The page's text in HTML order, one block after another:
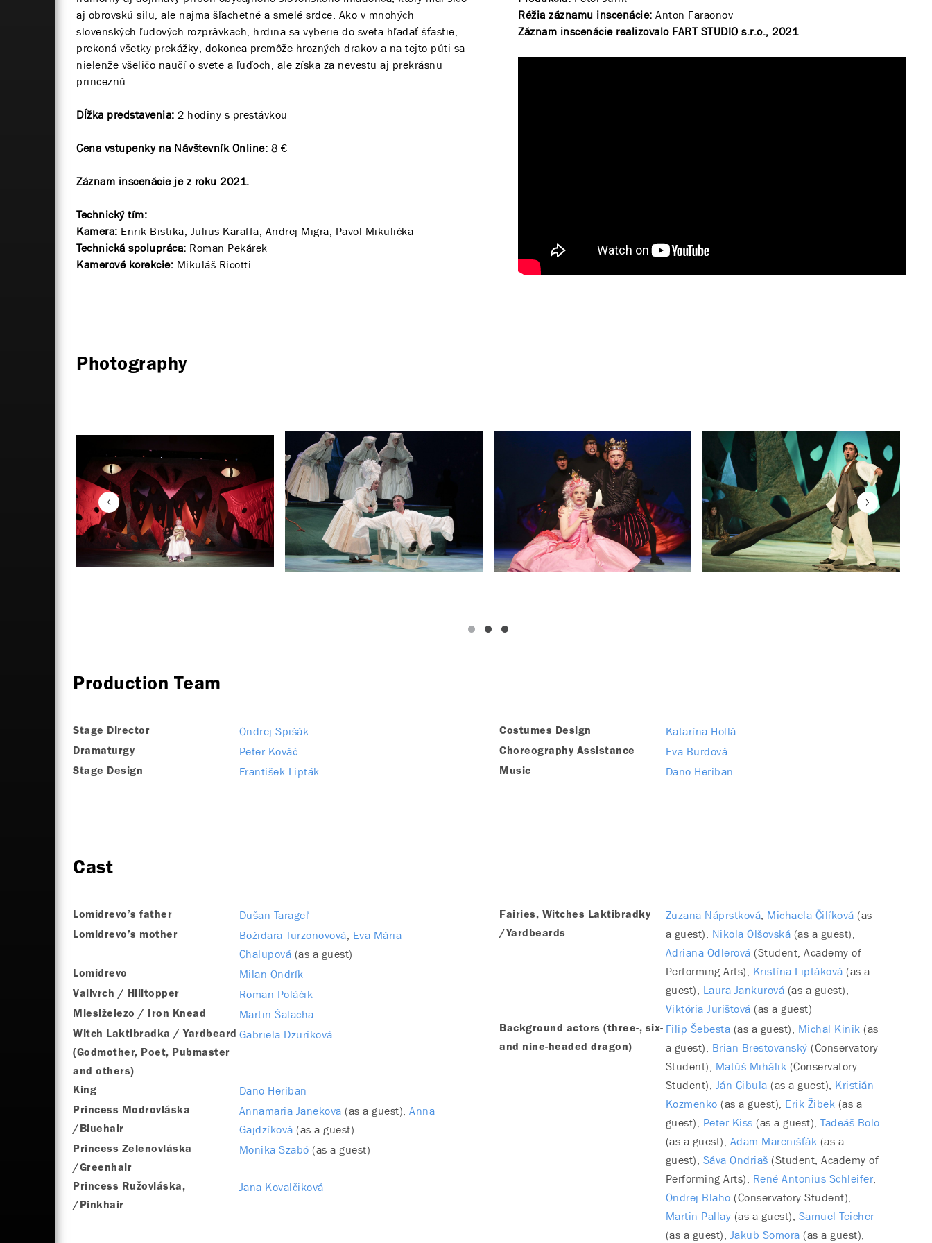
aj obrovskú silu, ale najmä šľachetné a smelé srdce. Ako v mnohých
slovenských ľudových rozprávkach, hrdina sa vyberie do sveta hľadať šťastie,
prekoná všetky prekážky, dokonca premôže hrozných drakov a na tejto púti sa
nielenže všeličo naučí o svete a ľuďoch, ale získa za nevestu aj prekrásnu
princeznú.
Dĺžka predstavenia: 2 hodiny s prestávkou
Cena vstupenky na Návštevník Online: 8 €
Záznam inscenácie je z roku 2021.
Technický tím:
Kamera: Enrik Bistika, Julius Karaffa, Andrej Migra, Pavol Mikulička
Technická spolupráca: Roman Pekárek
Kamerové korekcie: Mikuláš Ricotti
Réžia záznamu inscenácie: Anton Faraonov
Záznam inscenácie realizovalo FART STUDIO s.r.o., 2021
Photography
Production Team
Stage Director Ondrej Spišák
Dramaturgy Peter Kováč
Stage Design František Lipták
Costumes Design Katarína Hollá
Choreography Assistance Eva Burdová
Music Dano Heriban
Cast
Lomidrevo’s father Dušan Tarageľ
Lomidrevo’s mother Božidara Turzonovová Eva Mária
Chalupová (as a guest)
Lomidrevo Milan Ondrík
Valivrch / Hilltopper Roman Poláčik
Miesiželezo / Iron Knead Martin Šalacha
Witch Laktibradka / Yardbeard
(Godmother, Poet, Pubmaster
and others)
Gabriela Dzuríková
King Dano Heriban
Princess Modrovláska
/Bluehair
Annamaria Janekova (as a guest) Anna
Gajdzíková (as a guest)
Princess Zelenovláska
/Greenhair
Monika Szabó (as a guest)
Princess Ružovláska,
/Pinkhair
Jana Kovalčiková
Fairies, Witches Laktibradky
/Yardbeards
Zuzana Náprstková Michaela Čilíková (as
a guest) Nikola Olšovská (as a guest)
Adriana Odlerová (Student, Academy of
Performing Arts) Kristína Liptáková (as a
guest) Laura Jankurová (as a guest)
Viktória Jurištová (as a guest)
Background actors (three-, six-
and nine-headed dragon)
Filip Šebesta (as a guest) Michal Kinik (as
a guest) Brian Brestovanský (Conservatory
Student) Matúš Mihálik (Conservatory
Student) Ján Cibula (as a guest) Kristián
Kozmenko (as a guest) Erik Žibek (as a
guest) Peter Kiss (as a guest) Tadeáš Bolo
(as a guest) Adam Marenišťák (as a
guest) Sáva Ondriaš (Student, Academy of
Performing Arts) René Antonius Schleifer
Ondrej Blaho (Conservatory Student)
Martin Pallay (as a guest) Samuel Teicher
(as a guest) Jakub Somora (as a guest)